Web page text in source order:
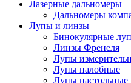
Лазерные дальномеры
Дальномеры
Лупы и линзы
Бинокулярные
Линзы Френеля
Лупы
Лупы налобные
Лупы настольные